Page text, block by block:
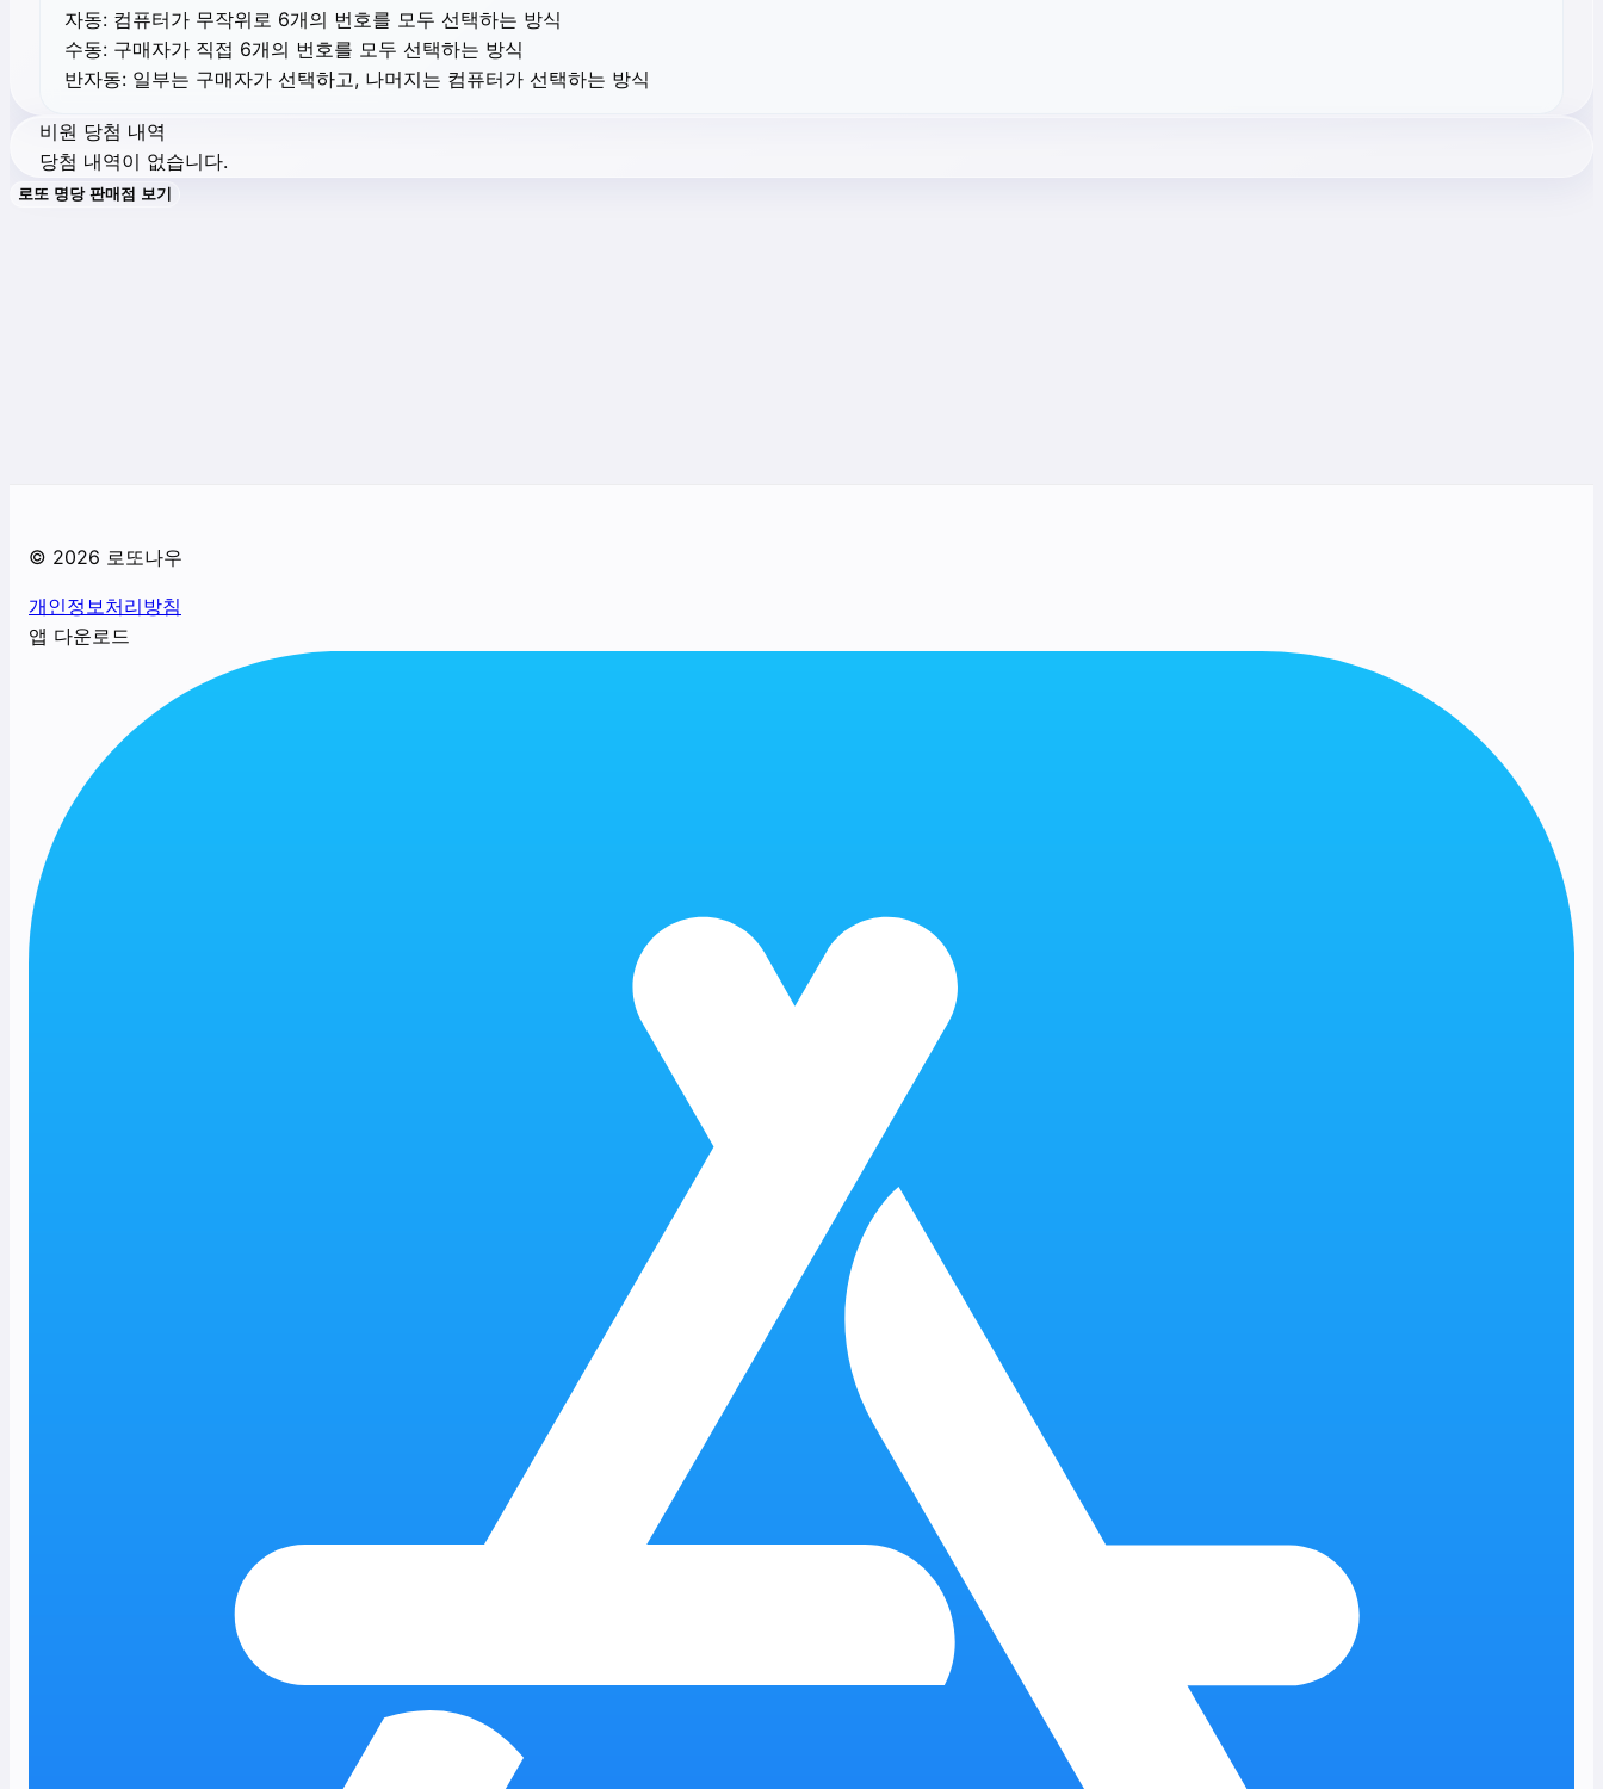
자동: 컴퓨터가 무작위로 6개의 번호를 모두 선택하는 방식
수동: 구매자가 직접 6개의 번호를 모두 선택하는 방식
반자동: 일부는 구매자가 선택하고, 나머지는 컴퓨터가 선택하는 방식
비원 당첨 내역
당첨 내역이 없습니다.
로또 명당 판매점 보기
© 2026 로또나우
개인정보처리방침
앱 다운로드